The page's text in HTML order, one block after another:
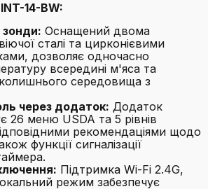
14-BW:
зонди: Оснащений двома
сталі та цирконієвими
дозволяє одночасно
всередині м'яса та
середовища з
через додаток: Додаток
26 меню USDA та 5 рівнів
рекомендаціями щодо
функції сигналізації
Підтримка Wi-Fi 2.4G,
режим забезпечує